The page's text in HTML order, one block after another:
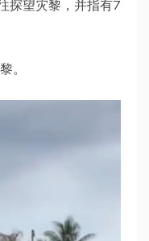
探望灾黎，并指有7
。